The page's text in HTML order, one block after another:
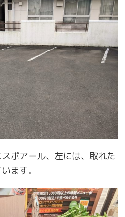
ポアール、左には、取れた
ます。